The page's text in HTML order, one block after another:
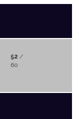
52 /
60